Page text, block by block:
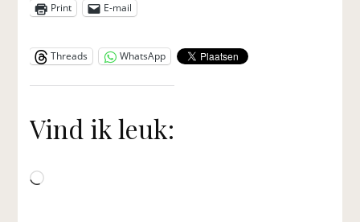
Print E-mail
Threads WhatsApp
Vind ik leuk:
Aan